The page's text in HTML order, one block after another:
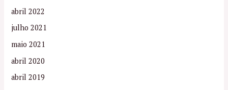
abril 2022
julho 2021
maio 2021
abril 2020
abril 2019